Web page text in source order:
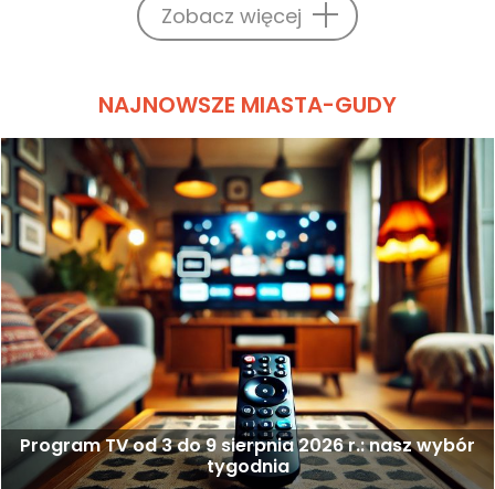
Zobacz więcej
NAJNOWSZE MIASTA-GUDY
Program TV od 3 do 9 sierpnia 2026 r.: nasz wybór
tygodnia